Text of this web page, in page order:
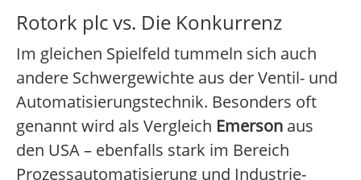
Rotork plc vs. Die Konkurrenz
Im gleichen Spielfeld tummeln sich auch
andere Schwergewichte aus der Ventil- und
Automatisierungstechnik. Besonders oft
genannt wird als Vergleich Emerson aus
den USA – ebenfalls stark im Bereich
Prozessautomatisierung und Industrie-